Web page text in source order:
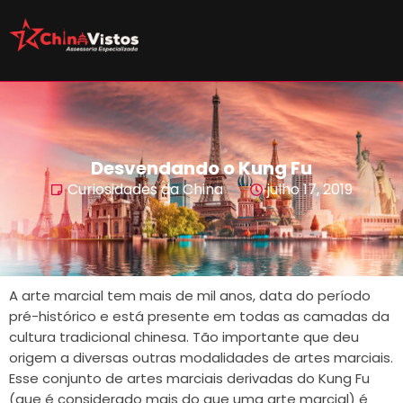
Desvendando o Kung Fu
Curiosidades da China julho 17, 2019
A arte marcial tem mais de mil anos, data do período
pré-histórico e está presente em todas as camadas da
cultura tradicional chinesa. Tão importante que deu
origem a diversas outras modalidades de artes marciais.
Esse conjunto de artes marciais derivadas do Kung Fu
(que é considerado mais do que uma arte marcial) é